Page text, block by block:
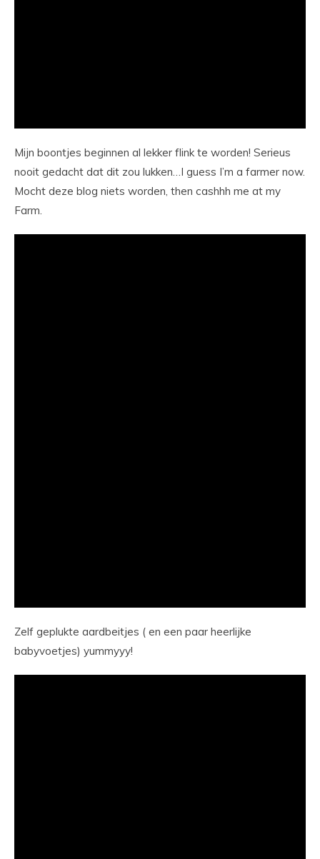
Mijn boontjes beginnen al lekker flink te worden! Serieus
nooit gedacht dat dit zou lukken…I guess I’m a farmer now.
Mocht deze blog niets worden, then cashhh me at my
Farm.
Zelf geplukte aardbeitjes ( en een paar heerlijke
babyvoetjes) yummyyy!